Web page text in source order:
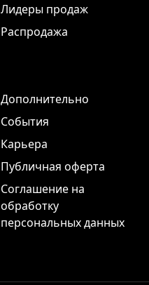
Лидеры продаж
Распродажа
Дополнительно
События
Карьера
Публичная оферта
Соглашение на
обработку
персональных данных